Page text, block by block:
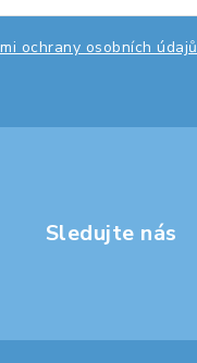
ochrany osobních údajů